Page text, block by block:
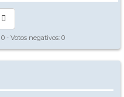
0 - Votos negativos: 0